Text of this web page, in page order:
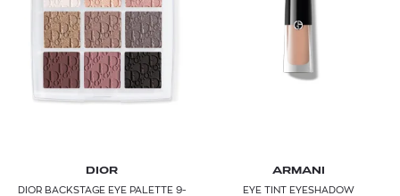
Νύχια
Πινέλα & αξεσουάρ
Σετ μακιγιάζ & παλέτες
Επαναγεμιζόμενα & Refills
ESTÉE LAUDER
GUCCI
GUERLAIN
LAURA MERCIER
DIOR
DIOR BACKSTAGE EYE PALETTE 9-
ARMANI
EYE TINT EYESHADOW